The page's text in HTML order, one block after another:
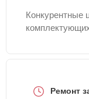
Конкурентные
Ремонт